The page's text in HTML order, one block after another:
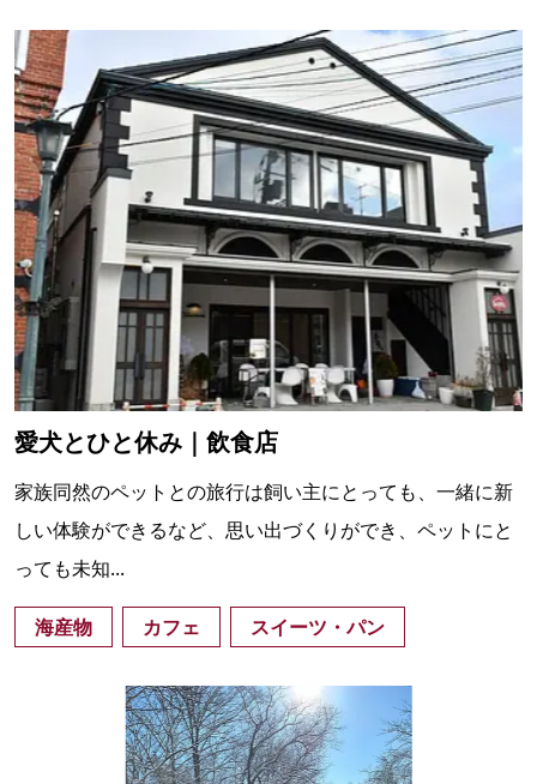
愛犬とひと休み｜飲食店
家族同然のペットとの旅行は飼い主にとっても、一緒に新
しい体験ができるなど、思い出づくりができ、ペットにと
っても未知...
海産物 カフェ スイーツ・パン